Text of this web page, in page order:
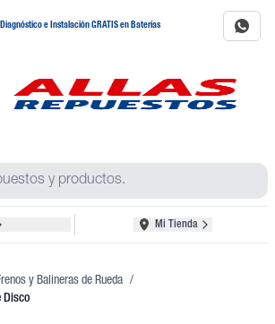
Diagnóstico e Instalación GRATIS en Baterías
Mi Tienda
y Balineras de Rueda /
Disco